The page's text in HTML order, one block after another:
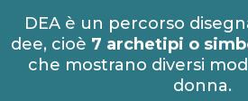
DEA è un percorso
dee, cioè 7 archetipi o
che mostrano diversi
donna.